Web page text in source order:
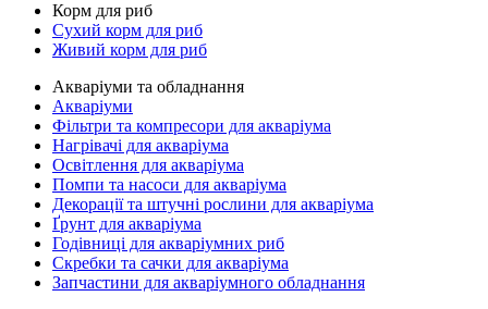
Корм для риб
Сухий корм для риб
Живий корм для риб
Акваріуми та обладнання
Акваріуми
Фільтри та компресори для акваріума
Нагрівачі для акваріума
Освітлення для акваріума
Помпи та насоси для акваріума
Декорації та штучні рослини для акваріума
Ґрунт для акваріума
Годівниці для акваріумних риб
Скребки та сачки для акваріума
Запчастини для акваріумного обладнання